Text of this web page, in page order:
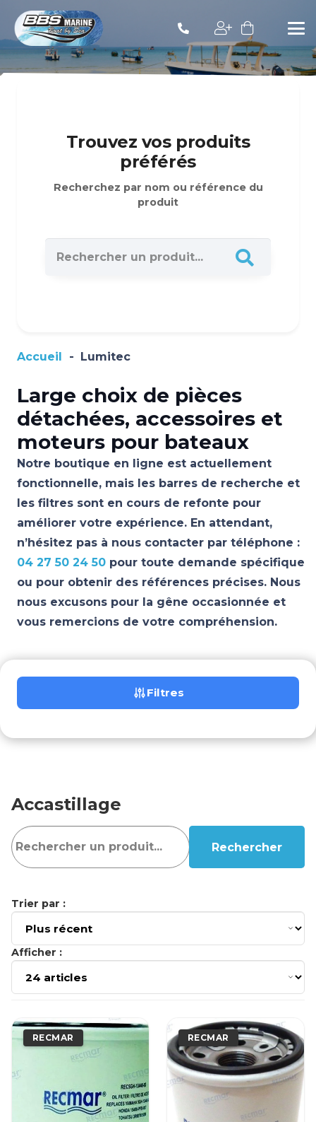
Trouvez vos produits
préférés
Recherchez par nom ou référence du
produit
Accueil - Lumitec
Large choix de pièces
détachées, accessoires et
moteurs pour bateaux
Notre boutique en ligne est actuellement
fonctionnelle, mais les barres de recherche et
les filtres sont en cours de refonte pour
améliorer votre expérience. En attendant,
n’hésitez pas à nous contacter par téléphone :
04 27 50 24 50 pour toute demande spécifique
ou pour obtenir des références précises. Nous
nous excusons pour la gêne occasionnée et
vous remercions de votre compréhension.
Filtres
Accastillage
Rechercher
Trier par :
Afficher :
RECMAR RECMAR